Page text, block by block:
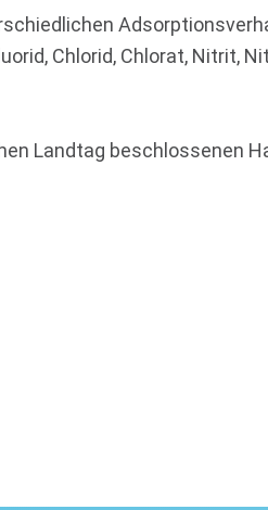
Chlorid, Chlorat, Nitrit,
Landtag beschlossenen